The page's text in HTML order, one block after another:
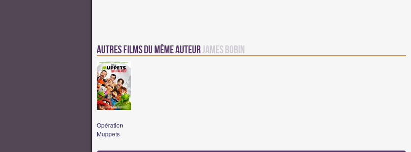
Autres Films du même auteurJames Bobin
Opération
Muppets